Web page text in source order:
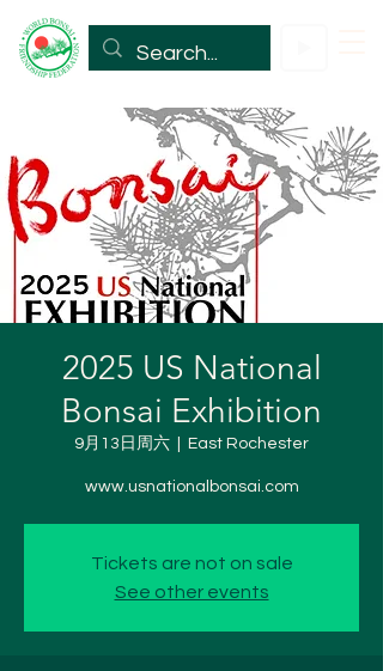
2025 US National
Bonsai Exhibition
9月13日周六 East Rochester
www.usnationalbonsai.com
Tickets are not on sale
See other events